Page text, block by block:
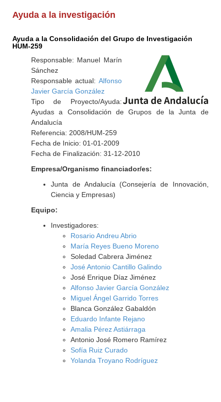
Ayuda a la investigación
Ayuda a la Consolidación del Grupo de Investigación
HUM-259
Responsable: Manuel Marín
Sánchez
Responsable actual: Alfonso
Javier García González
Tipo de Proyecto/Ayuda:
Ayudas a Consolidación de Grupos de la Junta de
Andalucía
Referencia: 2008/HUM-259
Fecha de Inicio: 01-01-2009
Fecha de Finalización: 31-12-2010
Empresa/Organismo financiador/es:
Junta de Andalucía (Consejería de Innovación,
Ciencia y Empresas)
Equipo:
Investigadores:
Rosario Andreu Abrio
María Reyes Bueno Moreno
Soledad Cabrera Jiménez
José Antonio Cantillo Galindo
José Enrique Díaz Jiménez
Alfonso Javier García González
Miguel Ángel Garrido Torres
Blanca González Gabaldón
Eduardo Infante Rejano
Amalia Pérez Astiárraga
Antonio José Romero Ramírez
Sofía Ruiz Curado
Yolanda Troyano Rodríguez